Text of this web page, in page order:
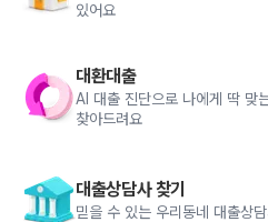
있어요
대환대출
AI 대출 진단으로 나에게 딱 맞
찾아드려요
대출상담사 찾기
믿을 수 있는 우리동네 대출상